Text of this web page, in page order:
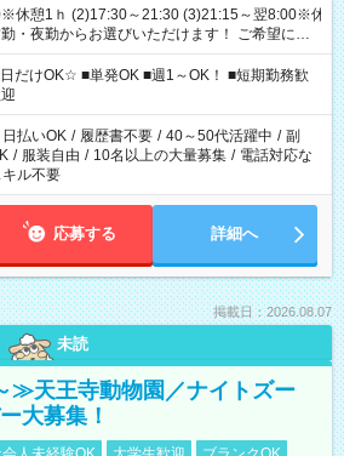
休憩1ｈ (2)17:30～21:30 (3)21:15～翌8:00※休
・夜勤からお選びいただけます！ ご希望に合
その他選べる勤務時間】 8-17
/10-18時/11-21時/18-22時/20-翌4時/21-翌5
8時 ご自身のご都合で選んで頂ける完全自由シ
だけOK☆ ■単発OK ■週1～OK！ ■短期勤務歓
日払いOK / 履歴書不要 / 40～50代活躍中 / 副
/ 服装自由 / 10名以上の大量募集 / 電話対応な
ル不要
応募する 詳細へ
掲載日：2026.08.07
未読
≫天王寺動物園／ナイトズー
大募集！